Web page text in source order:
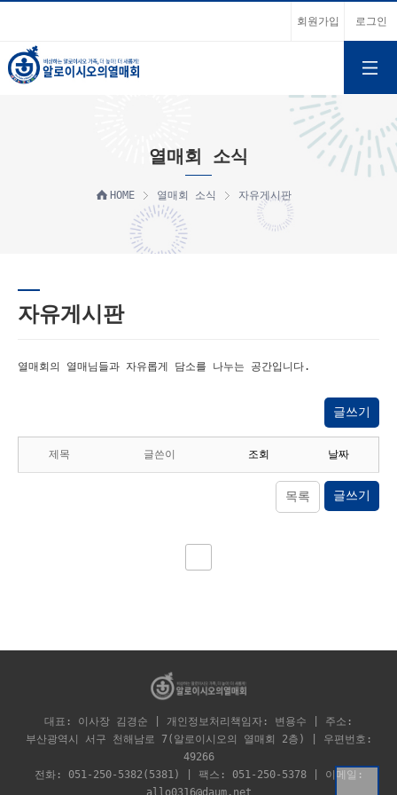
회원가입 로그인
열매회 소식
HOME 열매회 소식 자유게시판
자유게시판
열매회의 열매님들과 자유롭게 담소를 나누는 공간입니다.
글쓰기
제목 글쓴이 조회 날짜
목록 글쓰기
대표: 이사장 김경순 | 개인정보처리책임자: 변용수 | 주소:
부산광역시 서구 천해남로 7(알로이시오의 열매회 2층) | 우편번호:
49266
전화: 051-250-5382(5381) | 팩스: 051-250-5378 | 이메일:
allo0316@daum.net